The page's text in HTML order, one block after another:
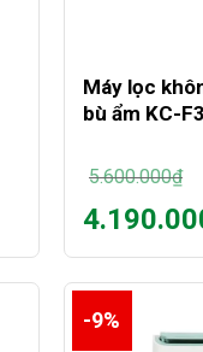
Máy lọc
bù ẩm KC-
5.600.000₫
Giá
gốc
là:
tại
là:
4.190.000₫.
-9%